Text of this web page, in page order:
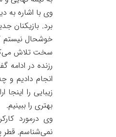
وی با اشاره به
برد. بازیکنان
خوشحال نیستم
سخت تلاش
رزنده در
انجام دادیم و
زیبایی را
بهتری را ببینیم.
وی درمورد
نمی‌شناسم. قطر